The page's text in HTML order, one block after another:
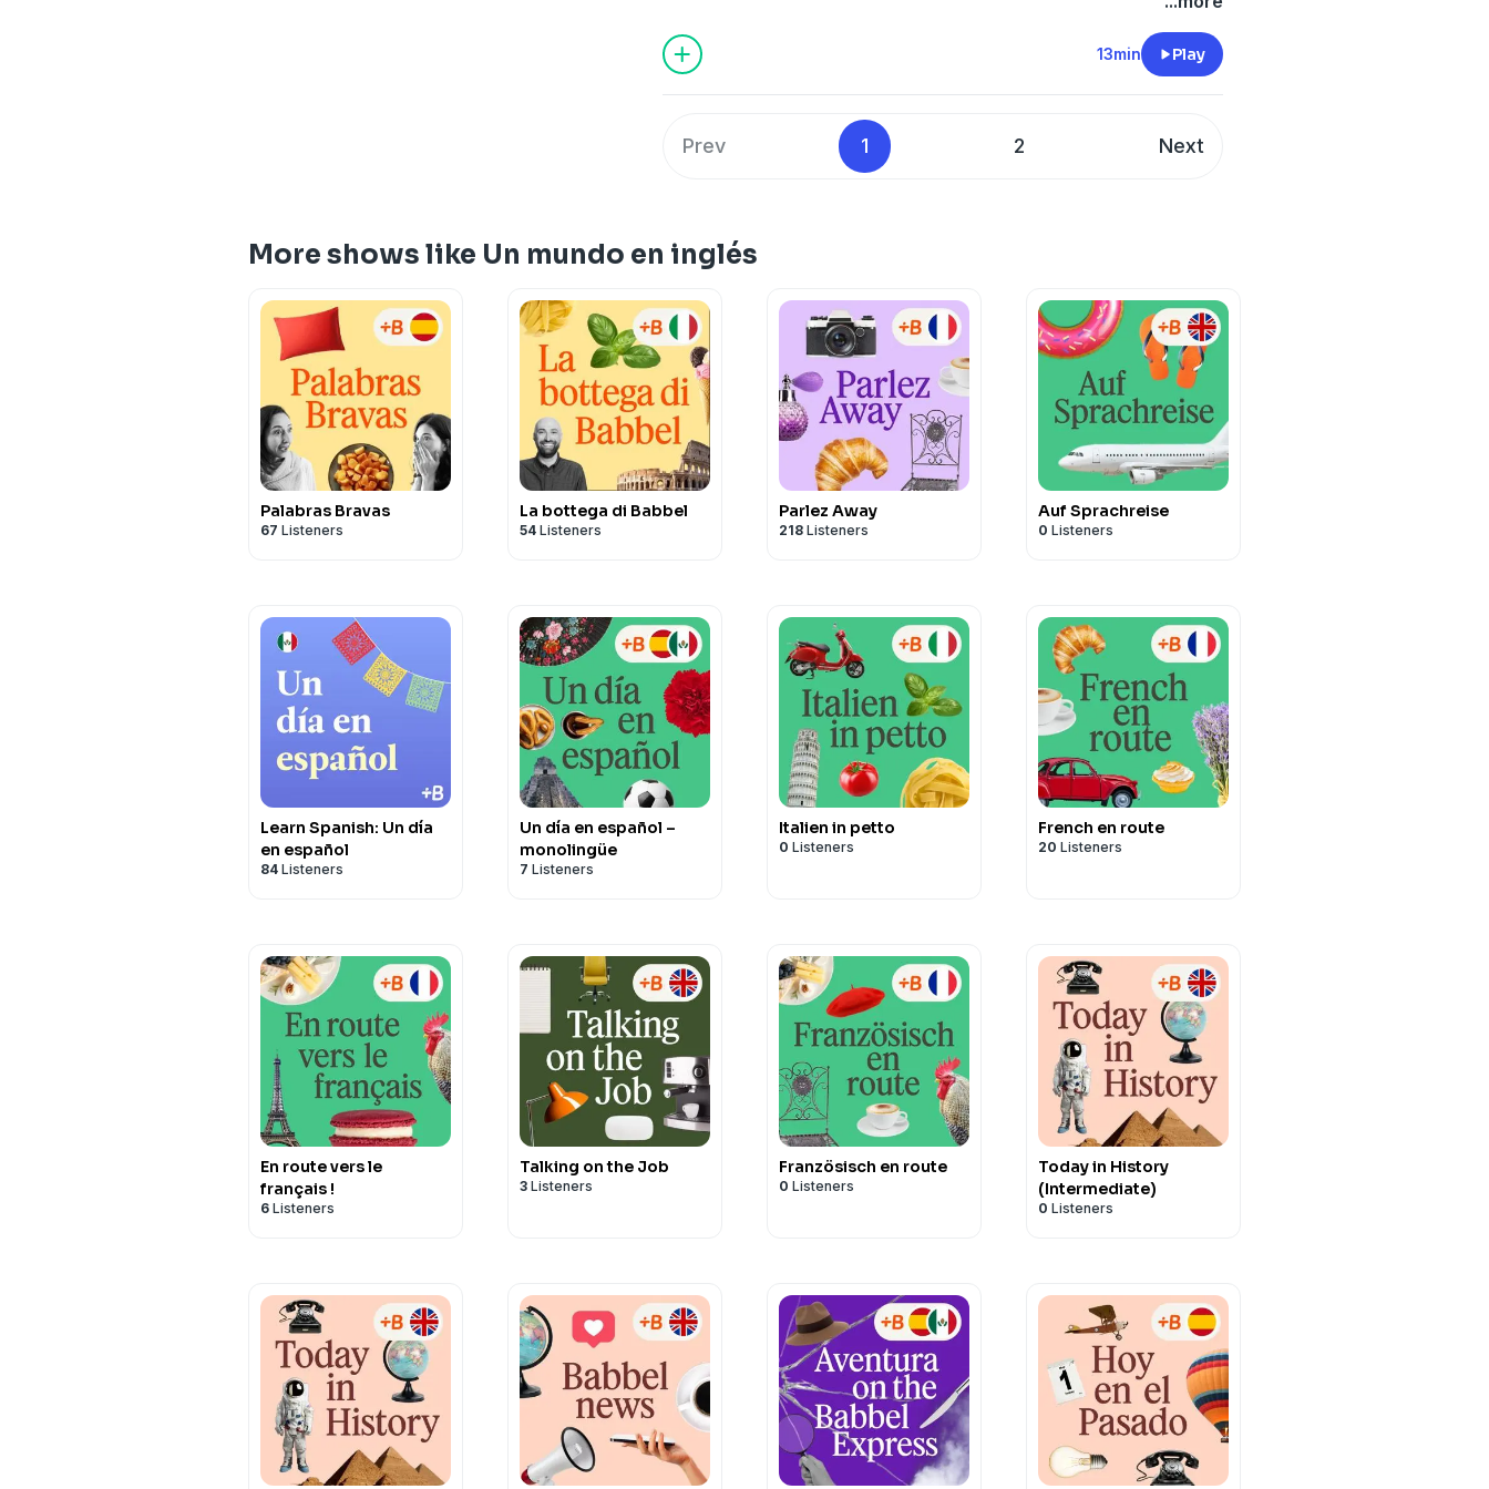
Joanne, originaria de Hong Kong, nos presenta algo nuevo acerca
de su región, donde es una costumbre ponerse nombres en
ambos idiomas. ¡A pesar de las confusiones, puede ser un sistema
¡Puedes escuchar y leer a la vez! Usa la transcripción del episodio y
13min Play
Prev 1 2 Next
More shows like Un mundo en inglés
Palabras Bravas
67 Listeners
La bottega di Babbel
54 Listeners
Parlez Away
218 Listeners
Auf Sprachreise
0 Listeners
Learn Spanish: Un día
en español
84 Listeners
Un día en español –
monolingüe
7 Listeners
Italien in petto
0 Listeners
French en route
20 Listeners
En route vers le
français !
6 Listeners
Talking on the Job
3 Listeners
Französisch en route
0 Listeners
Today in History
(Intermediate)
0 Listeners